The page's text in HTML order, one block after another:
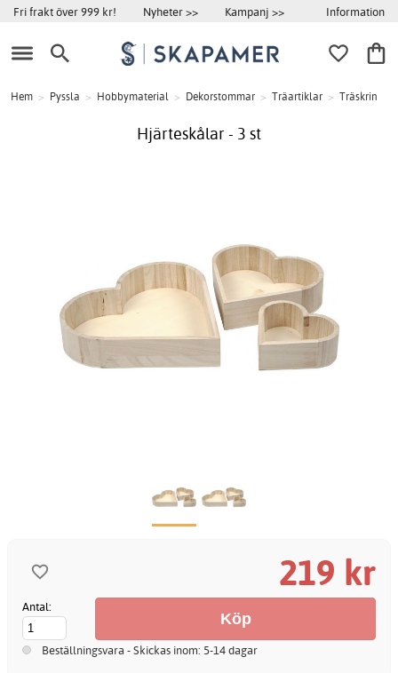
Fri frakt över 999 kr! Nyheter >> Kampanj >> Information
Hem > Pyssla > Hobbymaterial > Dekorstommar > Träartiklar > Träskrin
Hjärteskålar - 3 st
219 kr
Antal:
Beställningsvara - Skickas inom: 5-14 dagar